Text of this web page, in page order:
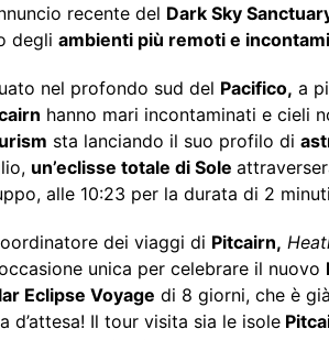
recente del Dark Sky
degli ambienti più remoti e
nel profondo sud del Pacifico, a
hanno mari incontaminati e cieli
sta lanciando il suo profilo di
un’eclisse totale di Sole
alle 10:23 per la durata di 2
dei viaggi di Pitcairn,
unica per celebrare il nuovo
Eclipse Voyage di 8 giorni, che è
d’attesa! Il tour visita sia le isole